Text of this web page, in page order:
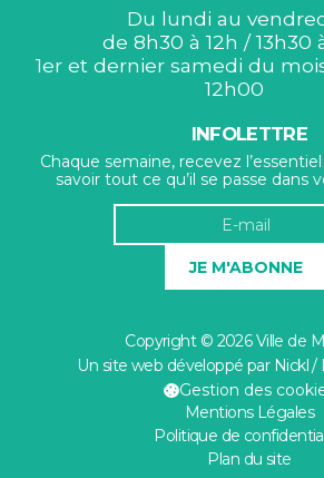
Du lundi au
de 8h30 à 12h / 13h30
1er et dernier samedi du
12h00
INFOLETTRE
Chaque semaine, recevez
savoir tout ce qu’il se passe dans
JE M'ABONNE
Copyright © 2026 Ville de
Un site web développé par Nickl /
Gestion des
Mentions Légales
Politique de
Plan du site